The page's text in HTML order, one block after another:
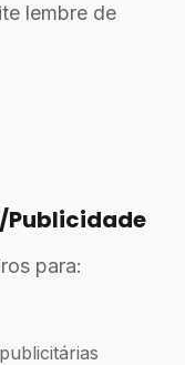
lembre de
Publicidade
para: